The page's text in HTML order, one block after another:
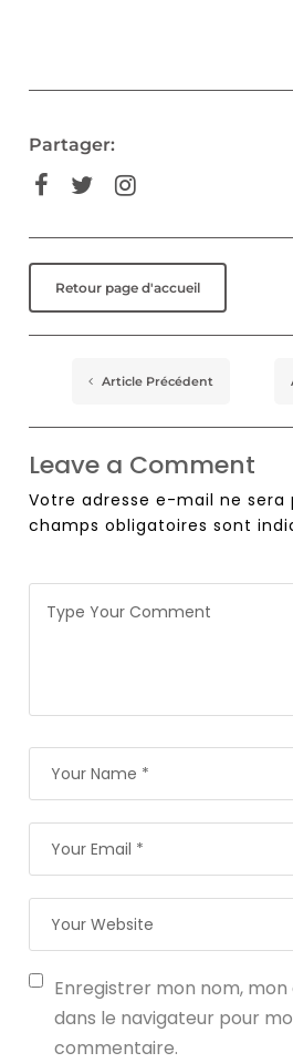
Partager:
Retour page d'accueil
Article Précédent
Leave a Comment
Votre adresse e-mail ne sera
champs obligatoires sont
Enregistrer mon nom,
dans le navigateur pour
commentaire.